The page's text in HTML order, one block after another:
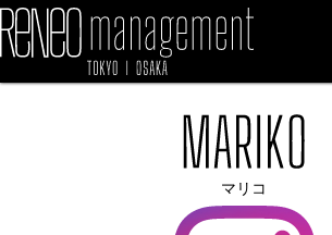
マリコ